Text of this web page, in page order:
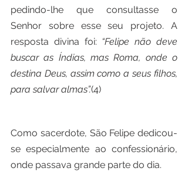
pedindo-lhe que consultasse o
Senhor sobre esse seu projeto. A
resposta divina foi: “Felipe não deve
buscar as Índias, mas Roma, onde o
destina Deus, assim como a seus filhos,
para salvar almas”.(4)
Como sacerdote, São Felipe dedicou-
se especialmente ao confessionário,
onde passava grande parte do dia.